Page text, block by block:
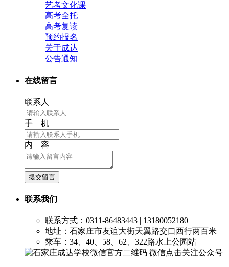
艺考文化课
高考全托
高考复读
预约报名
关于成达
公告通知
在线留言
联系人
手 机
内 容
提交留言
联系我们
联系方式：0311-86483443 | 13180052180
地址：石家庄市友谊大街天翼路交口西行两百米
乘车：34、40、58、62、322路水上公园站
微信点击关注公众号